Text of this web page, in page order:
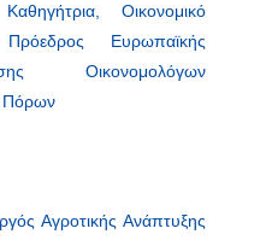
Καθηγήτρια, Οικονομικό
Ευρωπαϊκής
Οικονομολόγων
Πόρων
Αγροτικής Ανάπτυξης